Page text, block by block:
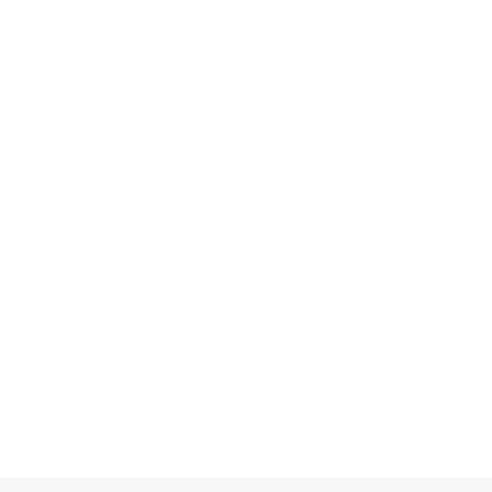
open kitchen is equipped with a 4-
microwave combi, dishwasher and
the apartment. The storage room in
belongings. The modern bathroom
At the rear of the flat to the living
sunny south. The balcony is
Area: At Confuciusplein you will find
within walking distance. Fine
fields, public transport facilities